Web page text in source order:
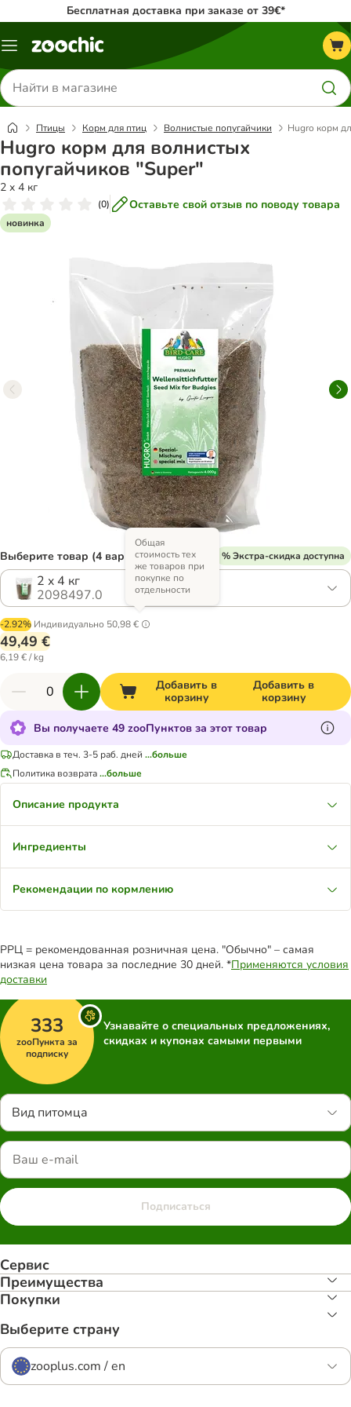
Бесплатная доставка при заказе от 39€*
Каталог
Поиск
товаров
Птицы Корм для птиц Волнистые попугайчики Hugro корм
Hugro корм для волнистых
попугайчиков "Super"
2 x 4 кг
(0) Оставьте свой отзыв по поводу товара
новинка
Выберите товар (4 вариантов) % Экстра-скидка доступна
2 x 4 кг
2098497.0
-2.92% Индивидуально 50,98 €
Общая
стоимость тех
же товаров при
покупке по
отдельности
49,49 €
6,19 € / kg
Добавить в
корзину
Добавить в
корзину
Вы получаете 49 zooПунктов за этот товар
Доставка в теч. 3-5 раб. дней ...больше
Политика возврата...больше
Описание продукта
Ингредиенты
Рекомендации по кормлению
РРЦ = рекомендованная розничная цена. "Обычно" – самая
низкая цена товара за последние 30 дней. *Применяются условия
доставки
333
zooПункта за
подписку
Узнавайте о специальных предложениях,
скидках и купонах самыми первыми
Вид питомца
Подписаться
Сервис
Преимуществa
Покупки
Выберите страну
zooplus.com / en